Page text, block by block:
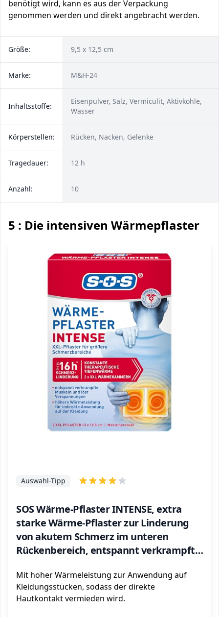
benötigt wird, kann es aus der Verpackung
genommen werden und direkt angebracht werden.
Größe: 9,5 x 12,5 cm
Marke: ‎M&H-24
Inhaltsstoffe:
Eisenpulver, Salz, Vermiculit, Aktivkohle,
Wasser
Körperstellen: Rücken, Nacken, Gelenke
Tragedauer: 12 h
Anzahl: 10
5 : Die intensiven Wärmepflaster
SOS Wärme-Pflaster INTENSE, extra
starke Wärme-Pflaster zur Linderung
von akutem Schmerz im unteren
Rückenbereich, entspannt verkrampfte
Rücken, 1 x 2 Pflaster
Auswahl-Tipp
Mit hoher Wärmeleistung zur Anwendung auf
Kleidungsstücken, sodass der direkte
Hautkontakt vermieden wird.